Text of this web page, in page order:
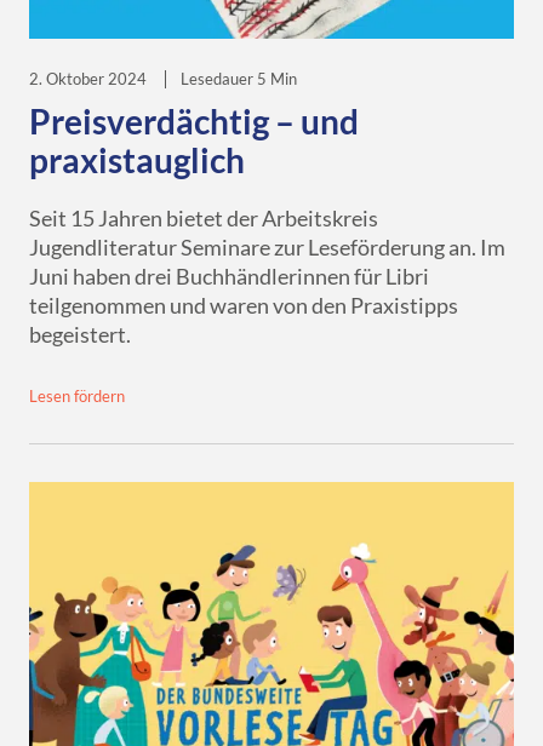
Übersicht
Quimus
Libri.Warenwirtschaft
tolino
Services
Übersicht
Schulbuchgeschäft
Best of Manga
Libri.Campus
Gründung & Nachfolge
Verkaufsförderung
Für Autor*innen
Presse
DE EN FR
2. Oktober 2024 Lesedauer 5 Min
Preisverdächtig – und
praxistauglich
Seit 15 Jahren bietet der Arbeitskreis
Jugendliteratur Seminare zur Leseförderung an. Im
Juni haben drei Buchhändlerinnen für Libri
teilgenommen und waren von den Praxistipps
begeistert.
Lesen fördern